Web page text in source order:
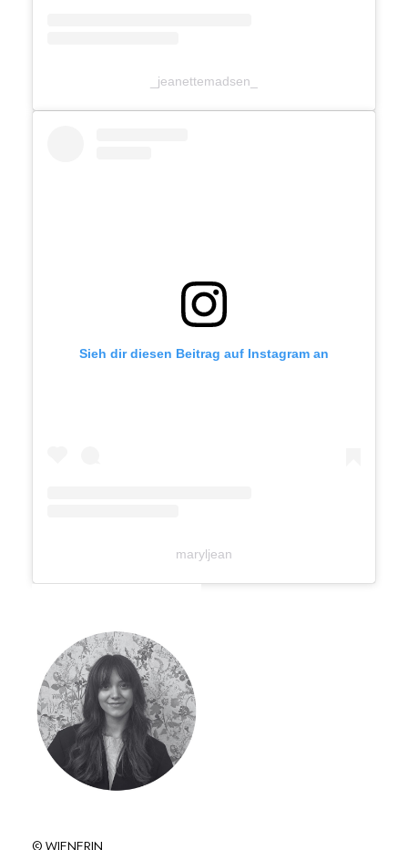
_jeanettemadsen_
Sieh dir diesen Beitrag auf Instagram an
maryljean
© WIENERIN